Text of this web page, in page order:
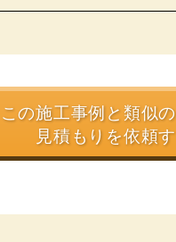
この施工事例と類似
見積もりを依頼